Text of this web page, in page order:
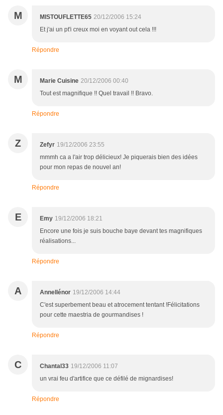
M MISTOUFLETTE65 20/12/2006 15:24
Et j'ai un pt'i creux moi en voyant out cela !!!
Répondre
M Marie Cuisine 20/12/2006 00:40
Tout est magnifique !! Quel travail !! Bravo.
Répondre
Z Zefyr 19/12/2006 23:55
mmmh ca a l'air trop délicieux! Je piquerais bien des idées
pour mon repas de nouvel an!
Répondre
E Emy 19/12/2006 18:21
Encore une fois je suis bouche baye devant tes magnifiques
réalisations...
Répondre
A Annellénor 19/12/2006 14:44
C'est superbement beau et atrocement tentant !Félicitations
pour cette maestria de gourmandises !
Répondre
C Chantal33 19/12/2006 11:07
un vrai feu d'artifice que ce défilé de mignardises!
Répondre